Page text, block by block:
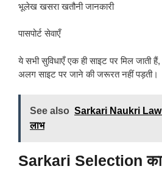
भूलेख खसरा खतौनी जानकारी
पासपोर्ट सेवाएँ
ये सभी सुविधाएँ एक ही साइट पर मिल जाती
अलग साइट पर जाने की जरूरत नहीं पड़ती।
See also Sarkari Naukri Law:
लाभ
Sarkari Selection का